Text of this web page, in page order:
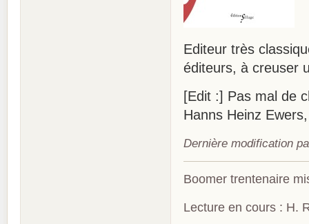
Editeur très
éditeurs, à creuser
[Edit :] Pas mal de
Hanns Heinz
Dernière modification
Boomer trentenaire
Lecture en cours : H.